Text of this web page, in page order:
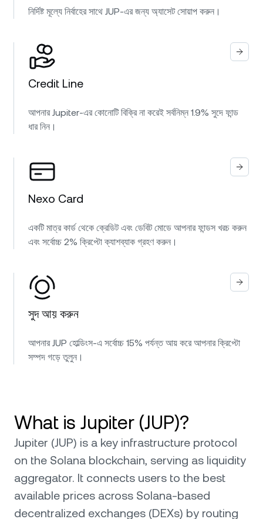
নির্দিষ্ট মূল্যে নির্বাহের সাথে JUP-এর জন্য অ্যাসেট সোয়াপ করুন।
Credit Line
আপনার Jupiter-এর কোনোটি বিক্রি না করেই সর্বনিম্ন 1.9% সুদে ফান্ড
ধার নিন।
Nexo Card
একটি মাত্র কার্ড থেকে ক্রেডিট এবং ডেবিট মোডে আপনার ফান্ডস খরচ করুন
এবং সর্বোচ্চ 2% ক্রিপ্টো ক্যাশব্যাক গ্রহণ করুন।
সুদ আয় করুন
আপনার JUP হোল্ডিংস-এ সর্বোচ্চ 15% পর্যন্ত আয় করে আপনার ক্রিপ্টো
সম্পদ গড়ে তুলুন।
What is Jupiter (JUP)?
Jupiter (JUP) is a key infrastructure protocol
on the Solana blockchain, serving as liquidity
aggregator. It connects users to the best
available prices across Solana-based
decentralized exchanges (DEXs) by routing